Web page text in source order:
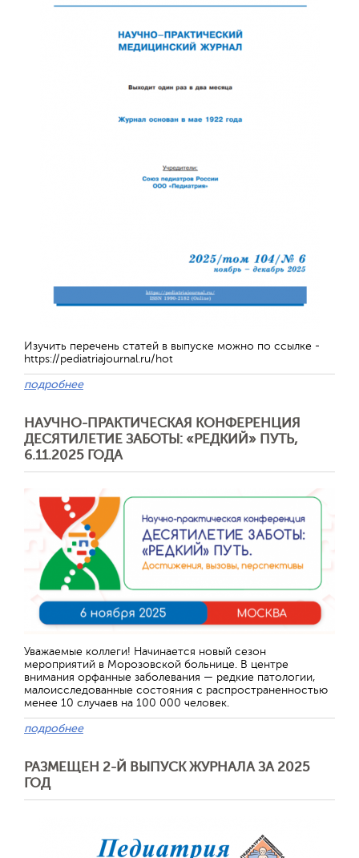
Изучить перечень статей в выпуске можно по ссылке -
https://pediatriajournal.ru/hot
подробнее
НАУЧНО-ПРАКТИЧЕСКАЯ КОНФЕРЕНЦИЯ
ДЕСЯТИЛЕТИЕ ЗАБОТЫ: «РЕДКИЙ» ПУТЬ,
6.11.2025 ГОДА
Уважаемые коллеги! Начинается новый сезон
мероприятий в Морозовской больнице. В центре
внимания орфанные заболевания — редкие патологии,
малоисследованные состояния с распространенностью
менее 10 случаев на 100 000 человек.
подробнее
РАЗМЕЩЕН 2-Й ВЫПУСК ЖУРНАЛА ЗА 2025
ГОД
Отправить